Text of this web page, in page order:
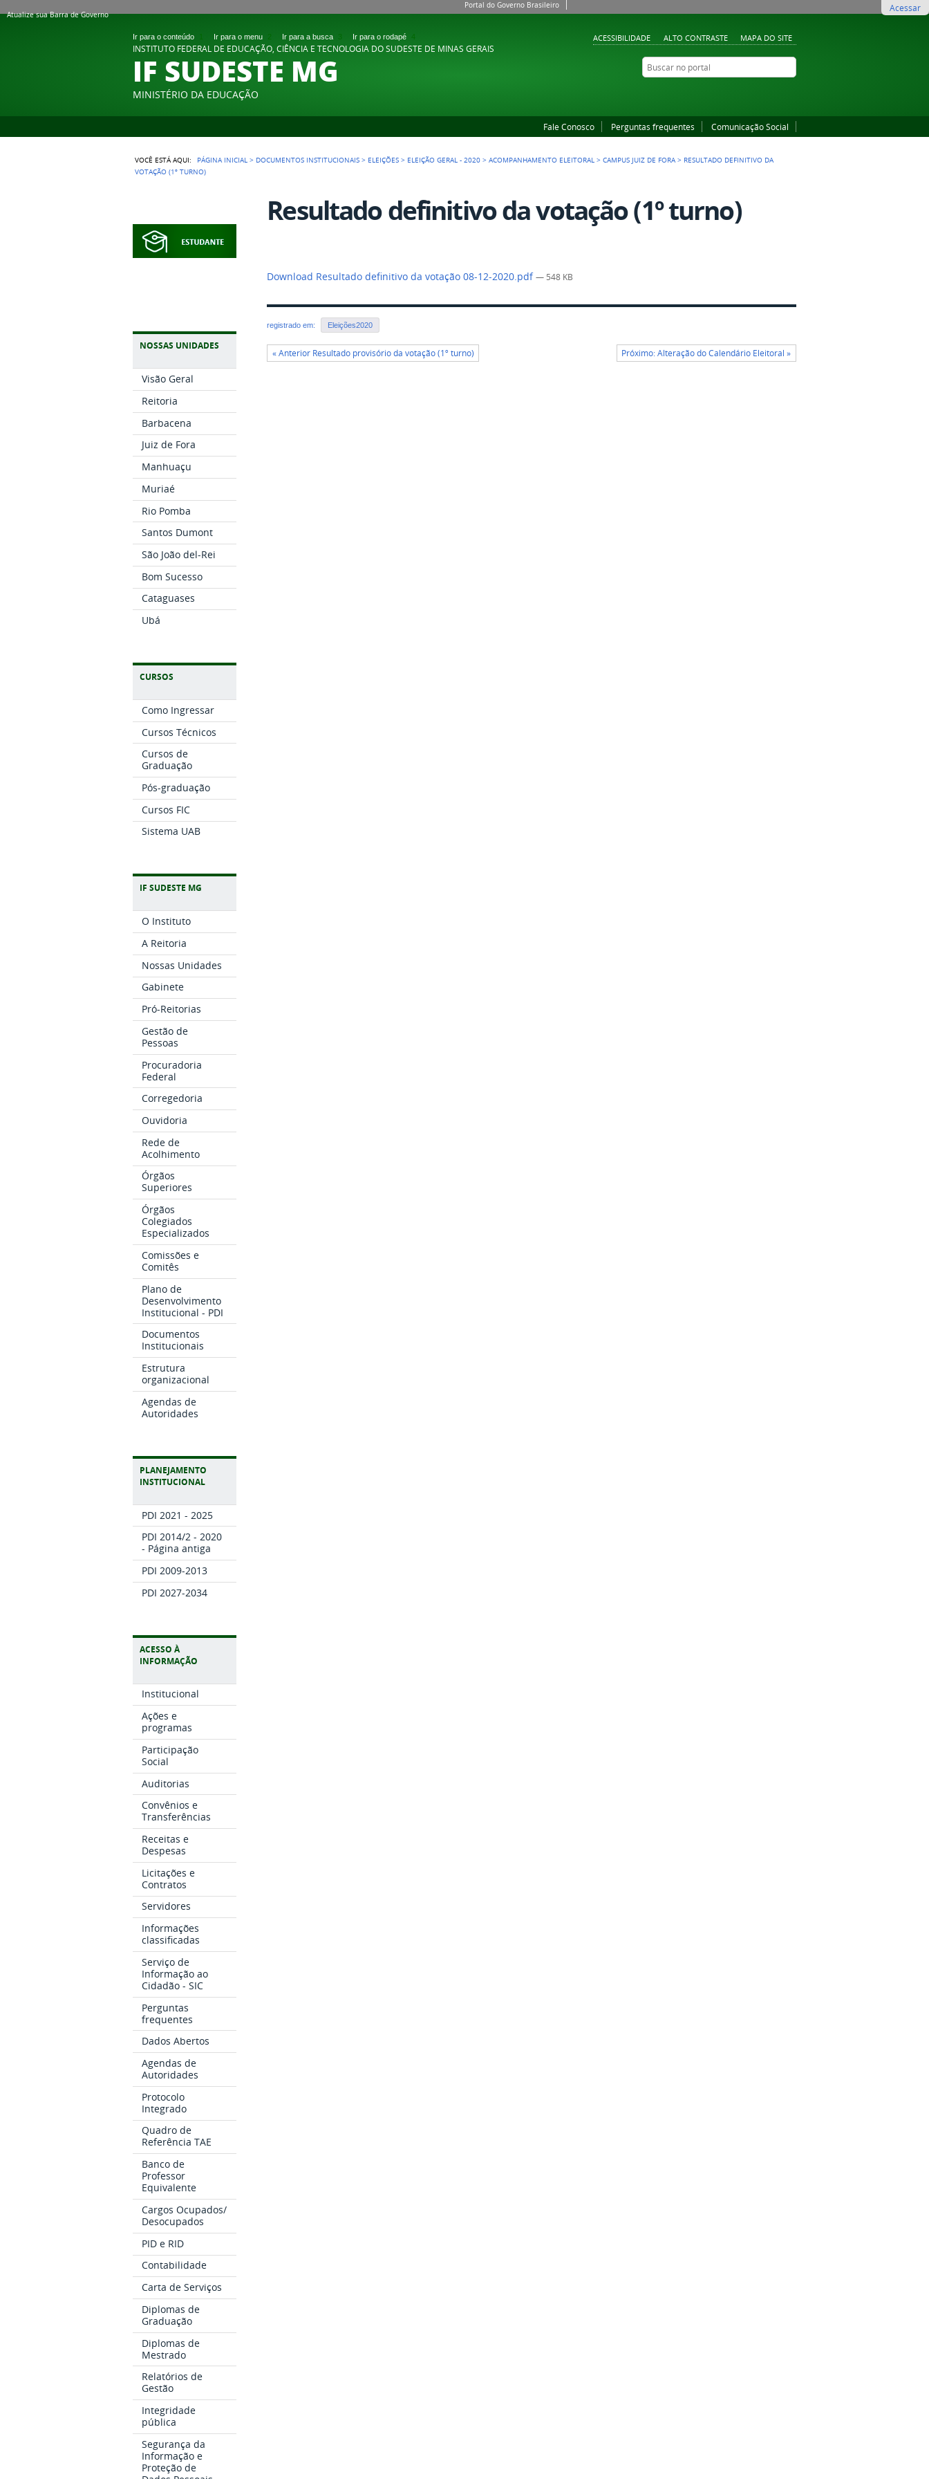
Ir para o conteúdo Ir para o menu 2 Ir para a busca 3 Ir para o rodapé 4 ACESSIBILIDADE ALTO CONTRASTE MAPA DO SITE
Portal do Governo Brasileiro
Atualize sua Barra de Governo
Acessar
INSTITUTO FEDERAL DE EDUCAÇÃO, CIÊNCIA E TECNOLOGIA DO SUDESTE DE MINAS GERAIS
IF SUDESTE MG
MINISTÉRIO DA EDUCAÇÃO
Buscar no portal
Fale Conosco Perguntas frequentes Comunicação Social
VOCÊ ESTÁ AQUI: PÁGINA INICIAL > DOCUMENTOS INSTITUCIONAIS > ELEIÇÕES > ELEIÇÃO GERAL - 2020 >ACOMPANHAMENTO ELEITORAL >CAMPUS JUIZ DE FORA > RESULTADO DEFINITIVO DA
VOTAÇÃO (1º TURNO)
NOSSAS UNIDADES
Visão Geral
Reitoria
Barbacena
Juiz de Fora
Manhuaçu
Muriaé
Rio Pomba
Santos Dumont
São João del-Rei
Bom Sucesso
Cataguases
Ubá
CURSOS
Como Ingressar
Cursos Técnicos
Cursos de
Graduação
Pós-graduação
Cursos FIC
Sistema UAB
IF SUDESTE MG
O Instituto
A Reitoria
Nossas Unidades
Gabinete
Pró-Reitorias
Gestão de
Pessoas
Procuradoria
Federal
Corregedoria
Ouvidoria
Rede de
Acolhimento
Órgãos
Superiores
Órgãos
Colegiados
Especializados
Comissões e
Comitês
Plano de
Desenvolvimento
Institucional - PDI
Documentos
Institucionais
Estrutura
organizacional
Agendas de
Autoridades
PLANEJAMENTO
INSTITUCIONAL
PDI 2021 - 2025
PDI 2014/2 - 2020
- Página antiga
PDI 2009-2013
PDI 2027-2034
ACESSO À
INFORMAÇÃO
Institucional
Ações e
programas
Participação
Social
Auditorias
Convênios e
Transferências
Receitas e
Despesas
Licitações e
Contratos
Servidores
Informações
classificadas
Serviço de
Informação ao
Cidadão - SIC
Perguntas
frequentes
Dados Abertos
Agendas de
Autoridades
Protocolo
Integrado
Quadro de
Referência TAE
Banco de
Professor
Equivalente
Cargos Ocupados/
Desocupados
PID e RID
Contabilidade
Carta de Serviços
Diplomas de
Graduação
Diplomas de
Mestrado
Relatórios de
Gestão
Integridade
pública
Segurança da
Informação e
Proteção de
Resultado definitivo da votação (1º turno)
Download Resultado definitivo da votação 08-12-2020.pdf— 548 KB
registrado em: Eleições2020
« Anterior Resultado provisório da votação (1º turno) Próximo: Alteração do Calendário Eleitoral »